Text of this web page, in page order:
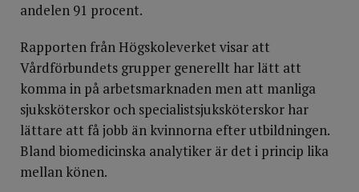
andelen 91 procent.
Rapporten från Högskoleverket visar att
Vårdförbundets grupper generellt har lätt att
komma in på arbetsmarknaden men att manliga
sjuksköterskor och specialistsjuksköterskor har
lättare att få jobb än kvinnorna efter utbildningen.
Bland biomedicinska analytiker är det i princip lika
mellan könen.